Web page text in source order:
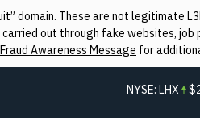
domain. These are not legitimate
out through fake websites,
Awareness Message for
NYSE:LHX $